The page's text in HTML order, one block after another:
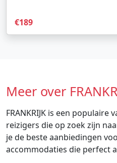
€189
Meer over
FRANKRIJK is een
reizigers die op zoek zijn
je de beste aanbiedingen
accommodaties die perfect